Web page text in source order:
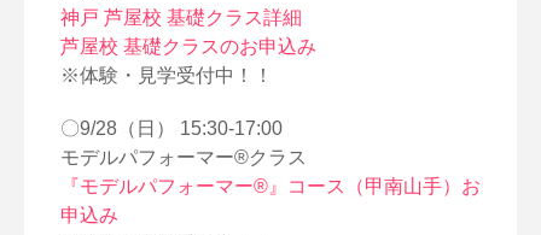
神戸 芦屋校 基礎クラス詳細
芦屋校 基礎クラスのお申込み
※体験・見学受付中！！
〇9/28（日） 15:30-17:00
モデルパフォーマー®クラス
『モデルパフォーマー®』コース（甲南山手）お
申込み